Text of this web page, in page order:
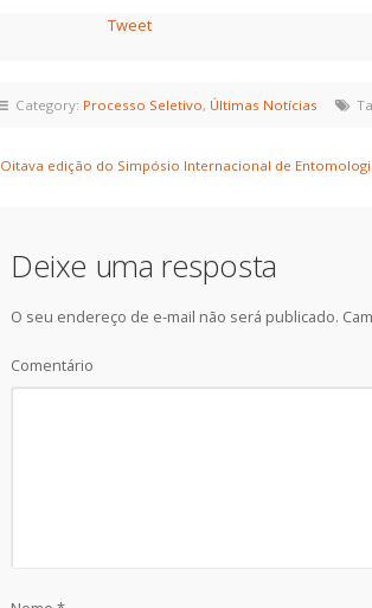
Tweet
Category: Processo Seletivo, Últimas Notícias
Oitava edição do Simpósio Internacional de
Deixe uma resposta
O seu endereço de e-mail não será publicado.
Comentário